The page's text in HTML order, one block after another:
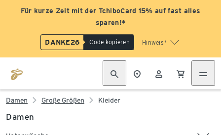
Für kurze Zeit mit der TchiboCard 15% auf fast alles
sparen!*
DANKE26 Code kopieren Hinweis*
Damen Große Größen Kleider
Damen